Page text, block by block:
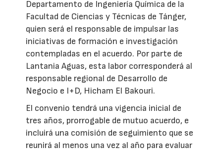
Departamento de Ingeniería Química de la
Facultad de Ciencias y Técnicas de Tánger,
quien será el responsable de impulsar las
iniciativas de formación e investigación
contempladas en el acuerdo. Por parte de
Lantania Aguas, esta labor corresponderá al
responsable regional de Desarrollo de
Negocio e I+D, Hicham El Bakouri.
El convenio tendrá una vigencia inicial de
tres años, prorrogable de mutuo acuerdo, e
incluirá una comisión de seguimiento que se
reunirá al menos una vez al año para evaluar